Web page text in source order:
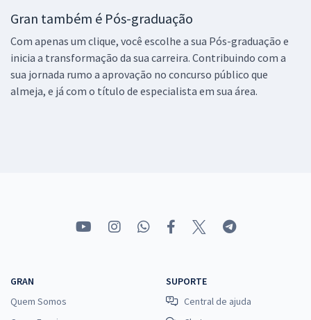
Gran também é Pós-graduação
Com apenas um clique, você escolhe a sua Pós-graduação e
inicia a transformação da sua carreira. Contribuindo com a
sua jornada rumo a aprovação no concurso público que
almeja, e já com o título de especialista em sua área.
GRAN
Quem Somos
SUPORTE
Central de ajuda